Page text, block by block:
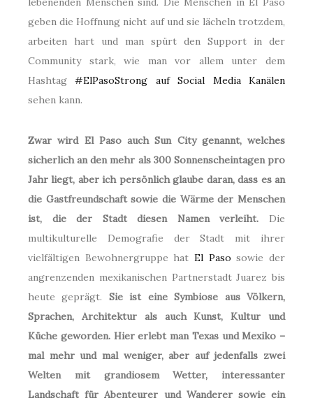
geben die Hoffnung nicht auf und sie lächeln trotzdem,
arbeiten hart und man spürt den Support in der
Community stark, wie man vor allem unter dem
Hashtag#ElPasoStrong auf Social Media Kanälen
sehen kann.
Zwar wird El Paso auch Sun City genannt, welches
sicherlich an den mehr als 300 Sonnenscheintagen pro
Jahr liegt, aber ich persönlich glaube daran, dass es an
die Gastfreundschaft sowie die Wärme der Menschen
ist, die der Stadt diesen Namen verleiht. Die
multikulturelle Demografie der Stadt mit ihrer
vielfältigen Bewohnergruppe hat El Paso sowie der
angrenzenden mexikanischen Partnerstadt Juarez bis
heute geprägt. Sie ist eine Symbiose aus Völkern,
Sprachen, Architektur als auch Kunst, Kultur und
Küche geworden. Hier erlebt man Texas und Mexiko –
mal mehr und mal weniger, aber auf jedenfalls zwei
Welten mit grandiosem Wetter, interessanter
Landschaft für Abenteurer und Wanderer sowie ein